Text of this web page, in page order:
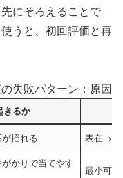
にそろえることで
うと、初回評価と再
失敗パターン：原因
きるか
揺れる 表在→深
かりで当てやす
最小可